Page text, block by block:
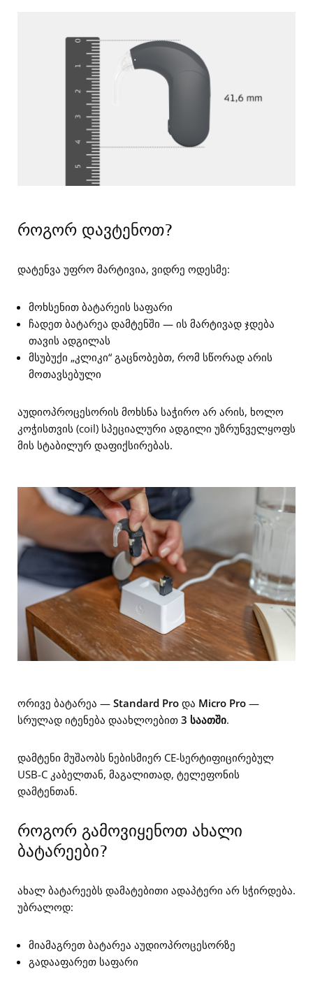
როგორ დავტენოთ?
დატენვა უფრო მარტივია, ვიდრე ოდესმე:
მოხსენით ბატარეის საფარი
ჩადეთ ბატარეა დამტენში — ის მარტივად ჯდება
თავის ადგილას
მსუბუქი „კლიკი“ გაცნობებთ, რომ სწორად არის
მოთავსებული
აუდიოპროცესორის მოხსნა საჭირო არ არის, ხოლო
კოჭისთვის (coil) სპეციალური ადგილი უზრუნველყოფს
მის სტაბილურ დაფიქსირებას.
ორივე ბატარეა — Standard Pro და Micro Pro —
სრულად იტენება დაახლოებით 3 საათში.
დამტენი მუშაობს ნებისმიერ CE-სერტიფიცირებულ
USB-C კაბელთან, მაგალითად, ტელეფონის
დამტენთან.
როგორ გამოვიყენოთ ახალი
ბატარეები?
ახალ ბატარეებს დამატებითი ადაპტერი არ სჭირდება.
უბრალოდ:
მიამაგრეთ ბატარეა აუდიოპროცესორზე
გადააფარეთ საფარი